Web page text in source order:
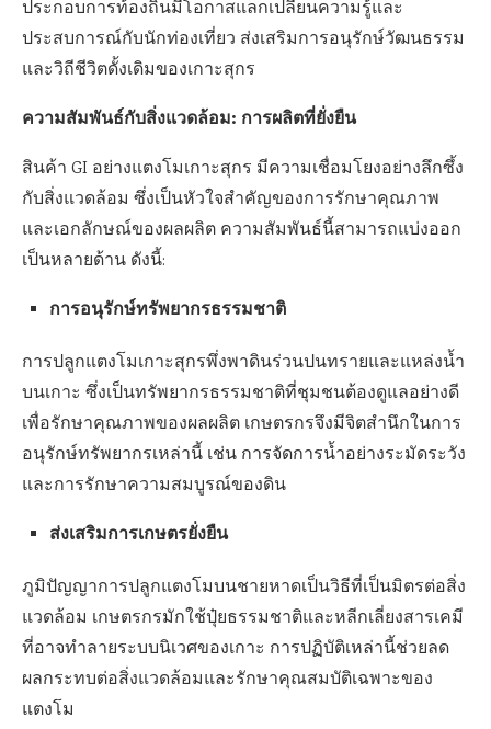
ประกอบการท้องถิ่นมีโอกาสแลกเปลี่ยนความรู้และ
ประสบการณ์กับนักท่องเที่ยว ส่งเสริมการอนุรักษ์วัฒนธรรม
และวิถีชีวิตดั้งเดิมของเกาะสุกร
ความสัมพันธ์กับสิ่งแวดล้อม: การผลิตที่ยั่งยืน
สินค้า GI อย่างแตงโมเกาะสุกร มีความเชื่อมโยงอย่างลึกซึ้ง
กับสิ่งแวดล้อม ซึ่งเป็นหัวใจสำคัญของการรักษาคุณภาพ
และเอกลักษณ์ของผลผลิต ความสัมพันธ์นี้สามารถแบ่งออก
เป็นหลายด้าน ดังนี้:
การอนุรักษ์ทรัพยากรธรรมชาติ
การปลูกแตงโมเกาะสุกรพึ่งพาดินร่วนปนทรายและแหล่งน้ำ
บนเกาะ ซึ่งเป็นทรัพยากรธรรมชาติที่ชุมชนต้องดูแลอย่างดี
เพื่อรักษาคุณภาพของผลผลิต เกษตรกรจึงมีจิตสำนึกในการ
อนุรักษ์ทรัพยากรเหล่านี้ เช่น การจัดการน้ำอย่างระมัดระวัง
และการรักษาความสมบูรณ์ของดิน
ส่งเสริมการเกษตรยั่งยืน
ภูมิปัญญาการปลูกแตงโมบนชายหาดเป็นวิธีที่เป็นมิตรต่อสิ่ง
แวดล้อม เกษตรกรมักใช้ปุ๋ยธรรมชาติและหลีกเลี่ยงสารเคมี
ที่อาจทำลายระบบนิเวศของเกาะ การปฏิบัติเหล่านี้ช่วยลด
ผลกระทบต่อสิ่งแวดล้อมและรักษาคุณสมบัติเฉพาะของ
แตงโม